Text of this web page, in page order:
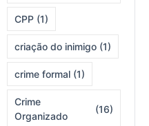
CPP (1)
criação do inimigo (1)
crime formal (1)
Crime
Organizado
(16)